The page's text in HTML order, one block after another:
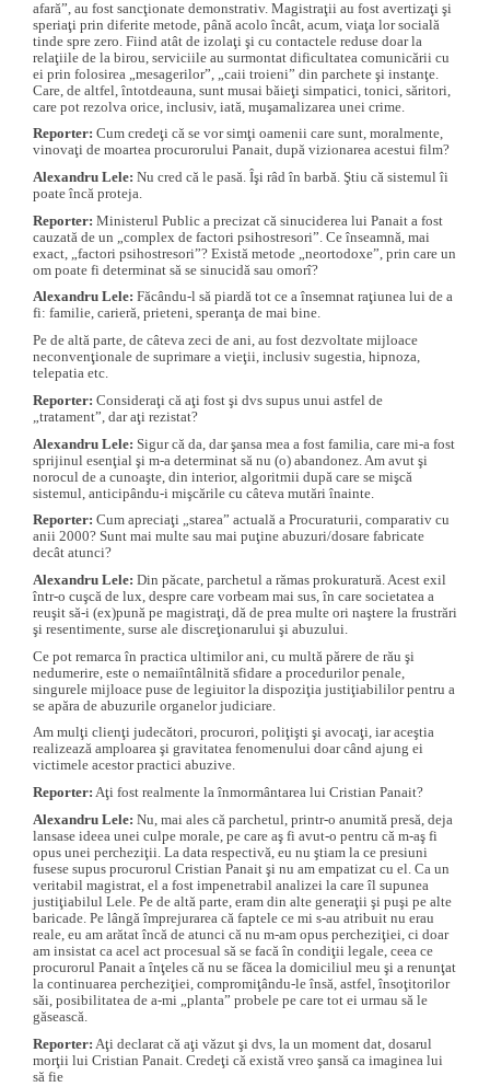
afară”, au fost sancţionate demonstrativ. Magistraţii au fost avertizaţi şi
speriaţi prin diferite metode, până acolo încât, acum, viaţa lor socială
tinde spre zero. Fiind atât de izolaţi şi cu contactele reduse doar la
relaţiile de la birou, serviciile au surmontat dificultatea comunicării cu
ei prin folosirea „mesagerilor”, „caii troieni” din parchete şi instanţe.
Care, de altfel, întotdeauna, sunt musai băieţi simpatici, tonici, săritori,
care pot rezolva orice, inclusiv, iată, muşamalizarea unei crime.
Reporter: Cum credeţi că se vor simţi oamenii care sunt, moralmente,
vinovaţi de moartea procurorului Panait, după vizionarea acestui film?
Alexandru Lele: Nu cred că le pasă. Îşi râd în barbă. Ştiu că sistemul îi
poate încă proteja.
Reporter: Ministerul Public a precizat că sinuciderea lui Panait a fost
cauzată de un „complex de factori psihostresori”. Ce înseamnă, mai
exact, „factori psihostresori”? Există metode „neortodoxe”, prin care un
om poate fi determinat să se sinucidă sau omorî?
Alexandru Lele: Făcându-l să piardă tot ce a însemnat raţiunea lui de a
fi: familie, carieră, prieteni, speranţa de mai bine.
Pe de altă parte, de câteva zeci de ani, au fost dezvoltate mijloace
neconvenţionale de suprimare a vieţii, inclusiv sugestia, hipnoza,
telepatia etc.
Reporter: Consideraţi că aţi fost şi dvs supus unui astfel de
„tratament”, dar aţi rezistat?
Alexandru Lele: Sigur că da, dar şansa mea a fost familia, care mi-a fost
sprijinul esenţial şi m-a determinat să nu (o) abandonez. Am avut şi
norocul de a cunoaşte, din interior, algoritmii după care se mişcă
sistemul, anticipându-i mişcările cu câteva mutări înainte.
Reporter: Cum apreciaţi „starea” actuală a Procuraturii, comparativ cu
anii 2000? Sunt mai multe sau mai puţine abuzuri/dosare fabricate
decât atunci?
Alexandru Lele: Din păcate, parchetul a rămas prokuratură. Acest exil
într-o cuşcă de lux, despre care vorbeam mai sus, în care societatea a
reuşit să-i (ex)pună pe magistraţi, dă de prea multe ori naştere la frustrări
şi resentimente, surse ale discreţionarului şi abuzului.
Ce pot remarca în practica ultimilor ani, cu multă părere de rău şi
nedumerire, este o nemaiîntâlnită sfidare a procedurilor penale,
singurele mijloace puse de legiuitor la dispoziţia justiţiabililor pentru a
se apăra de abuzurile organelor judiciare.
Am mulţi clienţi judecători, procurori, poliţişti şi avocaţi, iar aceştia
realizează amploarea şi gravitatea fenomenului doar când ajung ei
victimele acestor practici abuzive.
Reporter: Aţi fost realmente la înmormântarea lui Cristian Panait?
Alexandru Lele: Nu, mai ales că parchetul, printr-o anumită presă, deja
lansase ideea unei culpe morale, pe care aş fi avut-o pentru că m-aş fi
opus unei percheziţii. La data respectivă, eu nu ştiam la ce presiuni
fusese supus procurorul Cristian Panait şi nu am empatizat cu el. Ca un
veritabil magistrat, el a fost impenetrabil analizei la care îl supunea
justiţiabilul Lele. Pe de altă parte, eram din alte generaţii şi puşi pe alte
baricade. Pe lângă împrejurarea că faptele ce mi s-au atribuit nu erau
reale, eu am arătat încă de atunci că nu m-am opus percheziţiei, ci doar
am insistat ca acel act procesual să se facă în condiţii legale, ceea ce
procurorul Panait a înţeles că nu se făcea la domiciliul meu şi a renunţat
la continuarea percheziţiei, compromiţându-le însă, astfel, însoţitorilor
săi, posibilitatea de a-mi „planta” probele pe care tot ei urmau să le
găsească.
Reporter: Aţi declarat că aţi văzut şi dvs, la un moment dat, dosarul
morţii lui Cristian Panait. Credeţi că există vreo şansă ca imaginea lui
să fie